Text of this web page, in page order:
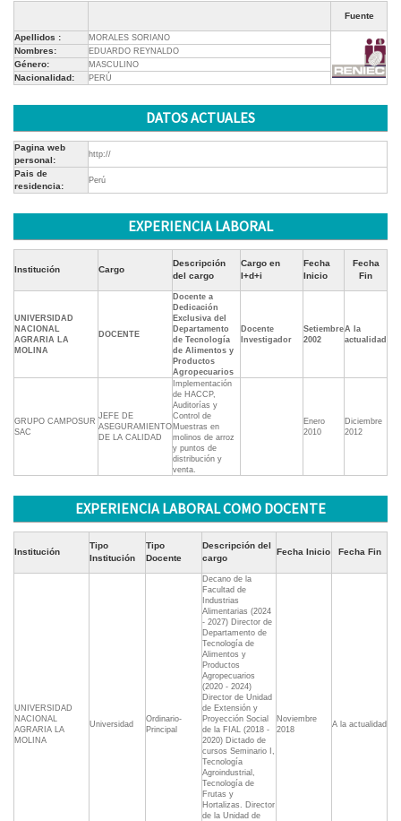
Fuente
Apellidos : MORALES SORIANO
Nombres: EDUARDO REYNALDO
Género: MASCULINO
Nacionalidad: PERÚ
DATOS ACTUALES
Pagina web
personal:
http://
Pais de
residencia:
Perú
EXPERIENCIA LABORAL
Institución Cargo
Descripción
del cargo
Cargo en
I+d+i
Fecha
Inicio
Fecha
Fin
UNIVERSIDAD
NACIONAL
AGRARIA LA
MOLINA
DOCENTE
Docente a
Dedicación
Exclusiva del
Departamento
de Tecnología
de Alimentos y
Productos
Agropecuarios
Docente
Investigador
Setiembre
2002
A la
actualidad
GRUPO CAMPOSUR
SAC
JEFE DE
ASEGURAMIENTO
DE LA CALIDAD
Implementación
de HACCP,
Auditorías y
Control de
Muestras en
molinos de arroz
y puntos de
distribución y
venta.
Enero
2010
Diciembre
2012
EXPERIENCIA LABORAL COMO DOCENTE
Institución
Tipo
Institución
Tipo
Docente
Descripción del
cargo
Fecha Inicio Fecha Fin
UNIVERSIDAD
NACIONAL
AGRARIA LA
MOLINA
Universidad
Ordinario-
Principal
Decano de la
Facultad de
Industrias
Alimentarias (2024
- 2027) Director de
Departamento de
Tecnología de
Alimentos y
Productos
Agropecuarios
(2020 - 2024)
Director de Unidad
de Extensión y
Proyección Social
de la FIAL (2018 -
2020) Dictado de
cursos Seminario I,
Tecnología
Agroindustrial,
Tecnología de
Frutas y
Hortalizas. Director
de la Unidad de
Noviembre
2018
A la actualidad